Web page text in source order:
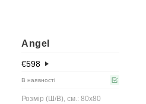
Angel
€598
В наявності
Розмір (Ш/В), см.: 80x80